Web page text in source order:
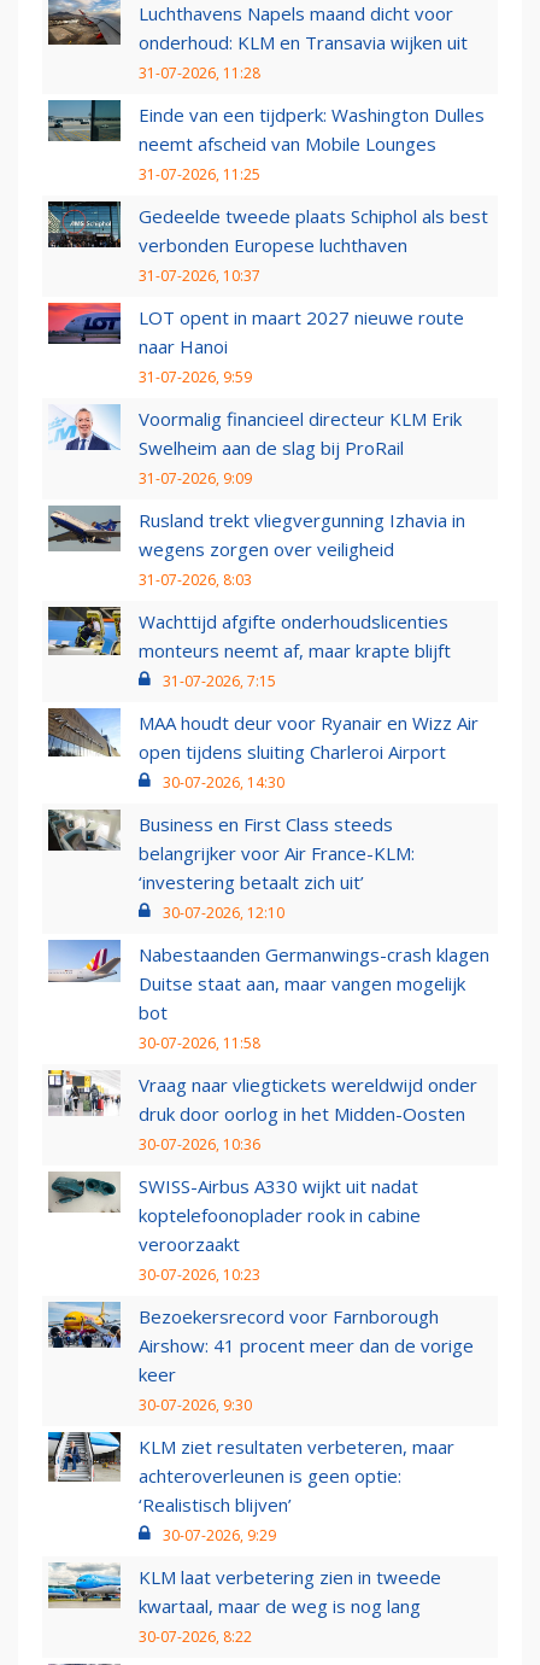
Luchthavens Napels maand dicht voor
onderhoud: KLM en Transavia wijken uit
31-07-2026, 11:28
Einde van een tijdperk: Washington Dulles
neemt afscheid van Mobile Lounges
31-07-2026, 11:25
Gedeelde tweede plaats Schiphol als best
verbonden Europese luchthaven
31-07-2026, 10:37
LOT opent in maart 2027 nieuwe route
naar Hanoi
31-07-2026, 9:59
Voormalig financieel directeur KLM Erik
Swelheim aan de slag bij ProRail
31-07-2026, 9:09
Rusland trekt vliegvergunning Izhavia in
wegens zorgen over veiligheid
31-07-2026, 8:03
Wachttijd afgifte onderhoudslicenties
monteurs neemt af, maar krapte blijft
31-07-2026, 7:15
MAA houdt deur voor Ryanair en Wizz Air
open tijdens sluiting Charleroi Airport
30-07-2026, 14:30
Business en First Class steeds
belangrijker voor Air France-KLM:
‘investering betaalt zich uit’
30-07-2026, 12:10
Nabestaanden Germanwings-crash klagen
Duitse staat aan, maar vangen mogelijk
bot
30-07-2026, 11:58
Vraag naar vliegtickets wereldwijd onder
druk door oorlog in het Midden-Oosten
30-07-2026, 10:36
SWISS-Airbus A330 wijkt uit nadat
koptelefoonoplader rook in cabine
veroorzaakt
30-07-2026, 10:23
Bezoekersrecord voor Farnborough
Airshow: 41 procent meer dan de vorige
keer
30-07-2026, 9:30
KLM ziet resultaten verbeteren, maar
achteroverleunen is geen optie:
‘Realistisch blijven’
30-07-2026, 9:29
KLM laat verbetering zien in tweede
kwartaal, maar de weg is nog lang
30-07-2026, 8:22